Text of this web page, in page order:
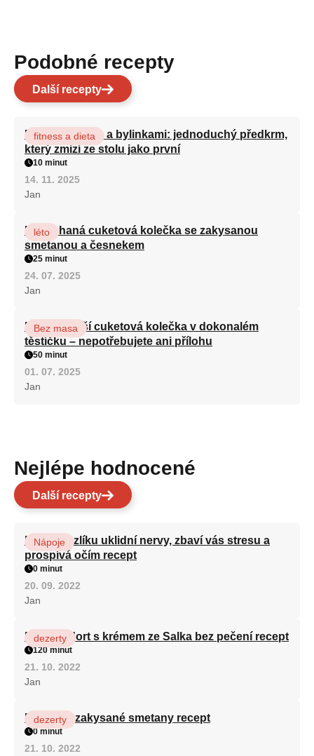
Podobné recepty
Další recepty
Rajčata s fetou a bylinkami: jednoduchý předkrm,
který zmizí ze stolu jako první
fitness a dieta
10 minut
14. 11. 2025
Jan
Nadýchaná cuketová kolečka se zakysanou
smetanou a česnekem
léto
25 minut
24. 07. 2025
Jan
Nejchutnější cuketová kolečka v dokonalém
těstíčku – nepotřebujete ani přílohu
Bez masa
50 minut
01. 07. 2025
Jan
Nejlépe hodnocené
Další recepty
Kořen kozlíku uklidní nervy, zbaví vás stresu a
prospívá očím recept
Nápoje
0 minut
20. 09. 2022
Jan
Patrový dort s krémem ze Salka bez pečení recept
dezerty
120 minut
21. 10. 2022
Jan
Fánky ze zakysané smetany recept
dezerty
0 minut
21. 10. 2022